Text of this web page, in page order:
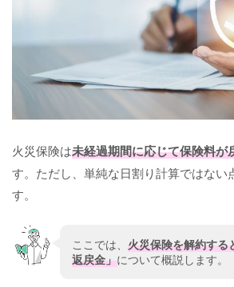
火災保険は未経過期間に応じて保険料が
す。ただし、単純な日割り計算ではない
す。
ここでは、 火災保険を解約する
返戻金」について概説します。